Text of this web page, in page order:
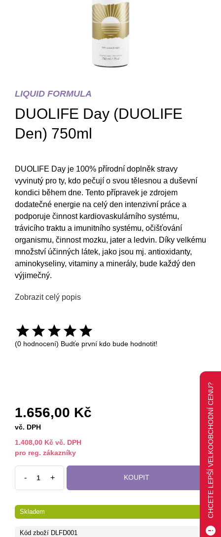
LIQUID FORMULA
DUOLIFE Day (DUOLIFE
Den) 750ml
DUOLIFE Day je 100% přírodní doplněk stravy
vyvinutý pro ty, kdo pečují o svou tělesnou a duševní
kondici během dne. Tento přípravek je zdrojem
dodatečné energie na celý den intenzivní práce a
podporuje činnost kardiovaskulárního systému,
trávicího traktu a imunitního systému, očišťování
organismu, činnost mozku, jater a ledvin. Díky velkému
množství účinných látek, jako jsou mj. antioxidanty,
aminokyseliny, vitaminy a minerály, bude každý den
výjimečný.
Zobrazit celý popis
(0 hodnocení) Budťe první kdo bude hodnotit!
1.656,00 Kč
vč. DPH
1.408,00 Kč vč. DPH
pro reg. zákazníky
- + KOUPIT
Skladem
Kód zboží DLFD001
CHCETE LEPŠÍ VELKOOBCHODNÍ CENU?